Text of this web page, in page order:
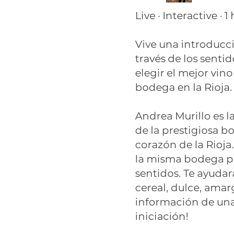
Live · Interactive ·
Vive una
través de los
elegir el mejor
bodega en la Rioja.
Andrea Murillo es
de la prestigiosa
corazón de la
la misma bodega
sentidos. Te
cereal, dulce,
información de
iniciación!